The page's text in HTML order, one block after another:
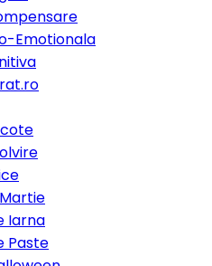
Emotionala
Iarna
Paste